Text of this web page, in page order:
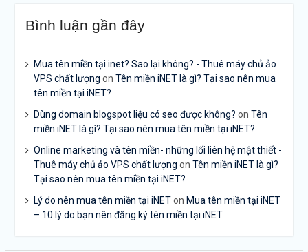
Bình luận gần đây
Mua tên miền tại inet? Sao lại không? - Thuê máy chủ ảo
VPS chất lượng on Tên miền iNET là gì? Tại sao nên mua
tên miền tại iNET?
Dùng domain blogspot liệu có seo được không? on Tên
miền iNET là gì? Tại sao nên mua tên miền tại iNET?
Online marketing và tên miền- những lối liên hệ mật thiết -
Thuê máy chủ ảo VPS chất lượng on Tên miền iNET là gì?
Tại sao nên mua tên miền tại iNET?
Lý do nên mua tên miền tại iNETon Mua tên miền tại iNET
– 10 lý do bạn nên đăng ký tên miền tại iNET